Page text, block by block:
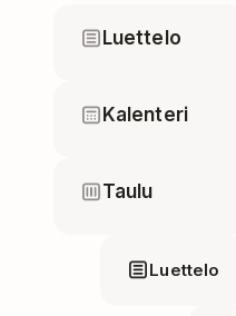
Luettelo
Kalenteri
Taulu
Luettelo